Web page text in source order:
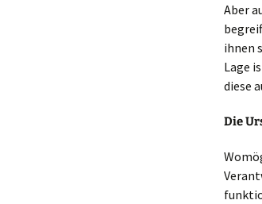
Aber
ihnen
Lage
diese
Die